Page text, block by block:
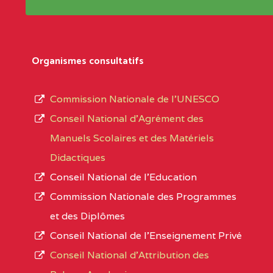
Noms
Localité
Région Noms
ADAMAOUA
INSTITUT POLYVALENT
PINTADES BP :
L’offre d’éducation del’Enseignement
d’immatriculation du mois de septembre
suit :
1950 établissements publics
895 CES dont 86 Bilingues
1055 Lycées dont 351 Bilingues
72 établissements avec section bilingue
Organismes consultatifs
Commission Nationale de l’UNESCO
Conseil National d’Agrément des
Manuels Scolaires et des Matériels
Didactiques
Conseil National de l’Education
Commission Nationale des Programmes
et des Diplômes
Conseil National de l’Enseignement Privé
Conseil National d'Attribution des